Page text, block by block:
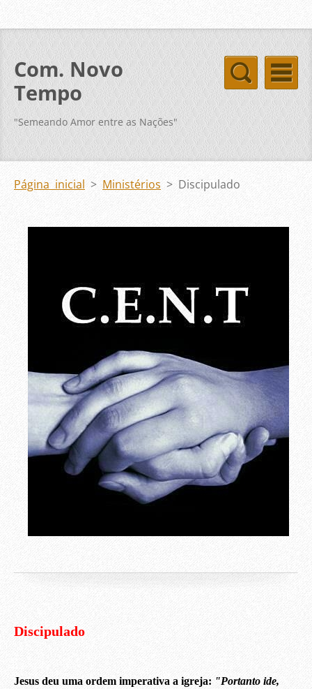
Com. Novo
Tempo
"Semeando Amor entre as Nações"
Página inicial > Ministérios > Discipulado
Discipulado
Jesus deu uma ordem imperativa a igreja: "Portanto ide,